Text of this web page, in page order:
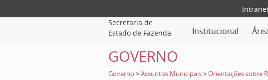
Secretaria de
Estado de Fazenda
Institucional
GOVERNO
Governo >Assuntos Municipais >Orientações sobre